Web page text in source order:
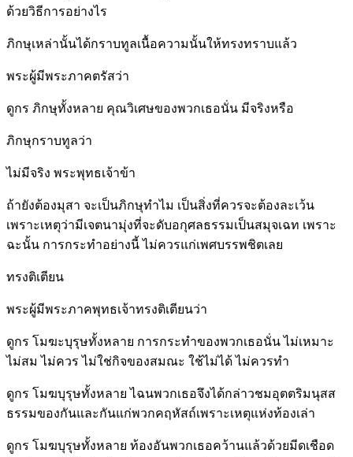
ด้วยวิธีการอย่างไร
ภิกษุเหล่านั้นได้กราบทูลเนื้อความนั้นให้ทรงทราบแล้ว
พระผู้มีพระภาคตรัสว่า
ดูกร ภิกษุทั้งหลาย คุณวิเศษของพวกเธอนั่น มีจริงหรือ
ภิกษุกราบทูลว่า
ไม่มีจริง พระพุทธเจ้าข้า
ถ้ายังต้องมุสา จะเป็นภิกษุทำไม เป็นสิ่งที่ควรจะต้องละเว้น
เพราะเหตุว่ามีเจตนามุ่งที่จะดับอกุศลธรรมเป็นสมุจเฉท เพราะ
ฉะนั้น การกระทำอย่างนี้ ไม่ควรแก่เพศบรรพชิตเลย
ทรงติเตียน
พระผู้มีพระภาคพุทธเจ้าทรงติเตียนว่า
ดูกร โมฆะบุรุษทั้งหลาย การกระทำของพวกเธอนั่น ไม่เหมาะ
ไม่สม ไม่ควร ไม่ใช่กิจของสมณะ ใช้ไม่ได้ ไม่ควรทำ
ดูกร โมฆบุรุษทั้งหลาย ไฉนพวกเธอจึงได้กล่าวชมอุตตริมนุสส
ธรรมของกันและกันแก่พวกคฤหัสถ์เพราะเหตุแห่งท้องเล่า
ดูกร โมฆบุรุษทั้งหลาย ท้องอันพวกเธอคว้านแล้วด้วยมีดเชือด